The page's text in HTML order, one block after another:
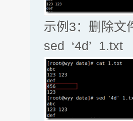
示例3：删除文
sed ‘4d’ 1.txt